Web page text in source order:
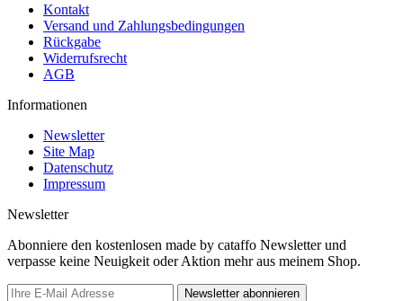
Kontakt
Versand und Zahlungsbedingungen
Rückgabe
Widerrufsrecht
AGB
Informationen
Newsletter
Site Map
Datenschutz
Impressum
Newsletter
Abonniere den kostenlosen made by cataffo Newsletter und
verpasse keine Neuigkeit oder Aktion mehr aus meinem Shop.
Newsletter abonnieren